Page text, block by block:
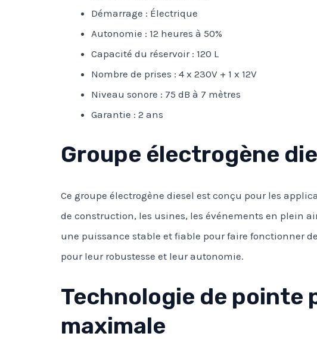
Démarrage : Électrique
Autonomie : 12 heures à 50%
Capacité du réservoir : 120 L
Nombre de prises : 4 x 230V + 1 x 12V
Niveau sonore : 75 dB à 7 mètres
Garantie : 2 ans
Groupe électrogène
Ce groupe électrogène diesel est conçu pour les
de construction, les usines, les événements en plein
une puissance stable et fiable pour faire fonctionner
pour leur robustesse et leur autonomie.
Technologie de pointe
maximale